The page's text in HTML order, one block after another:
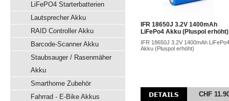
LiFePO4 Starterbatterien
Lautsprecher Akku
RAID Controller Akku
Barcode-Scanner Akku
Staubsauger / Rasenmäher
Akku
Smarthome Zubehör
Fahrrad - E-Bike Akkus
IFR 18650J 3.2V 1400mAh
LiFePo4 Akku (Pluspol erhöht)
IFR 18650J 3.2V 1400mAh LiFePo4
Akku (Pluspol erhöht)
CHF